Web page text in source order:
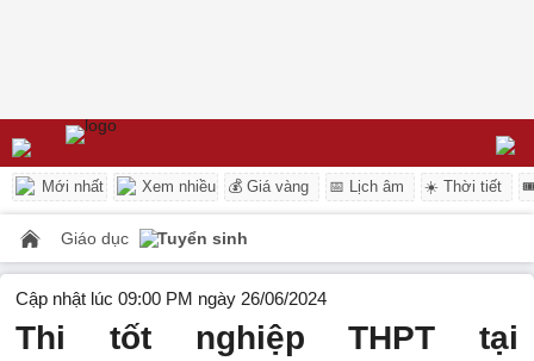
Mới nhất Xem nhiều 💰 Giá vàng 📅 Lịch âm ☀️ Thời tiết
Giáo dục Tuyển sinh
Cập nhật lúc 09:00 PM ngày 26/06/2024
Thi tốt nghiệp THPT tại